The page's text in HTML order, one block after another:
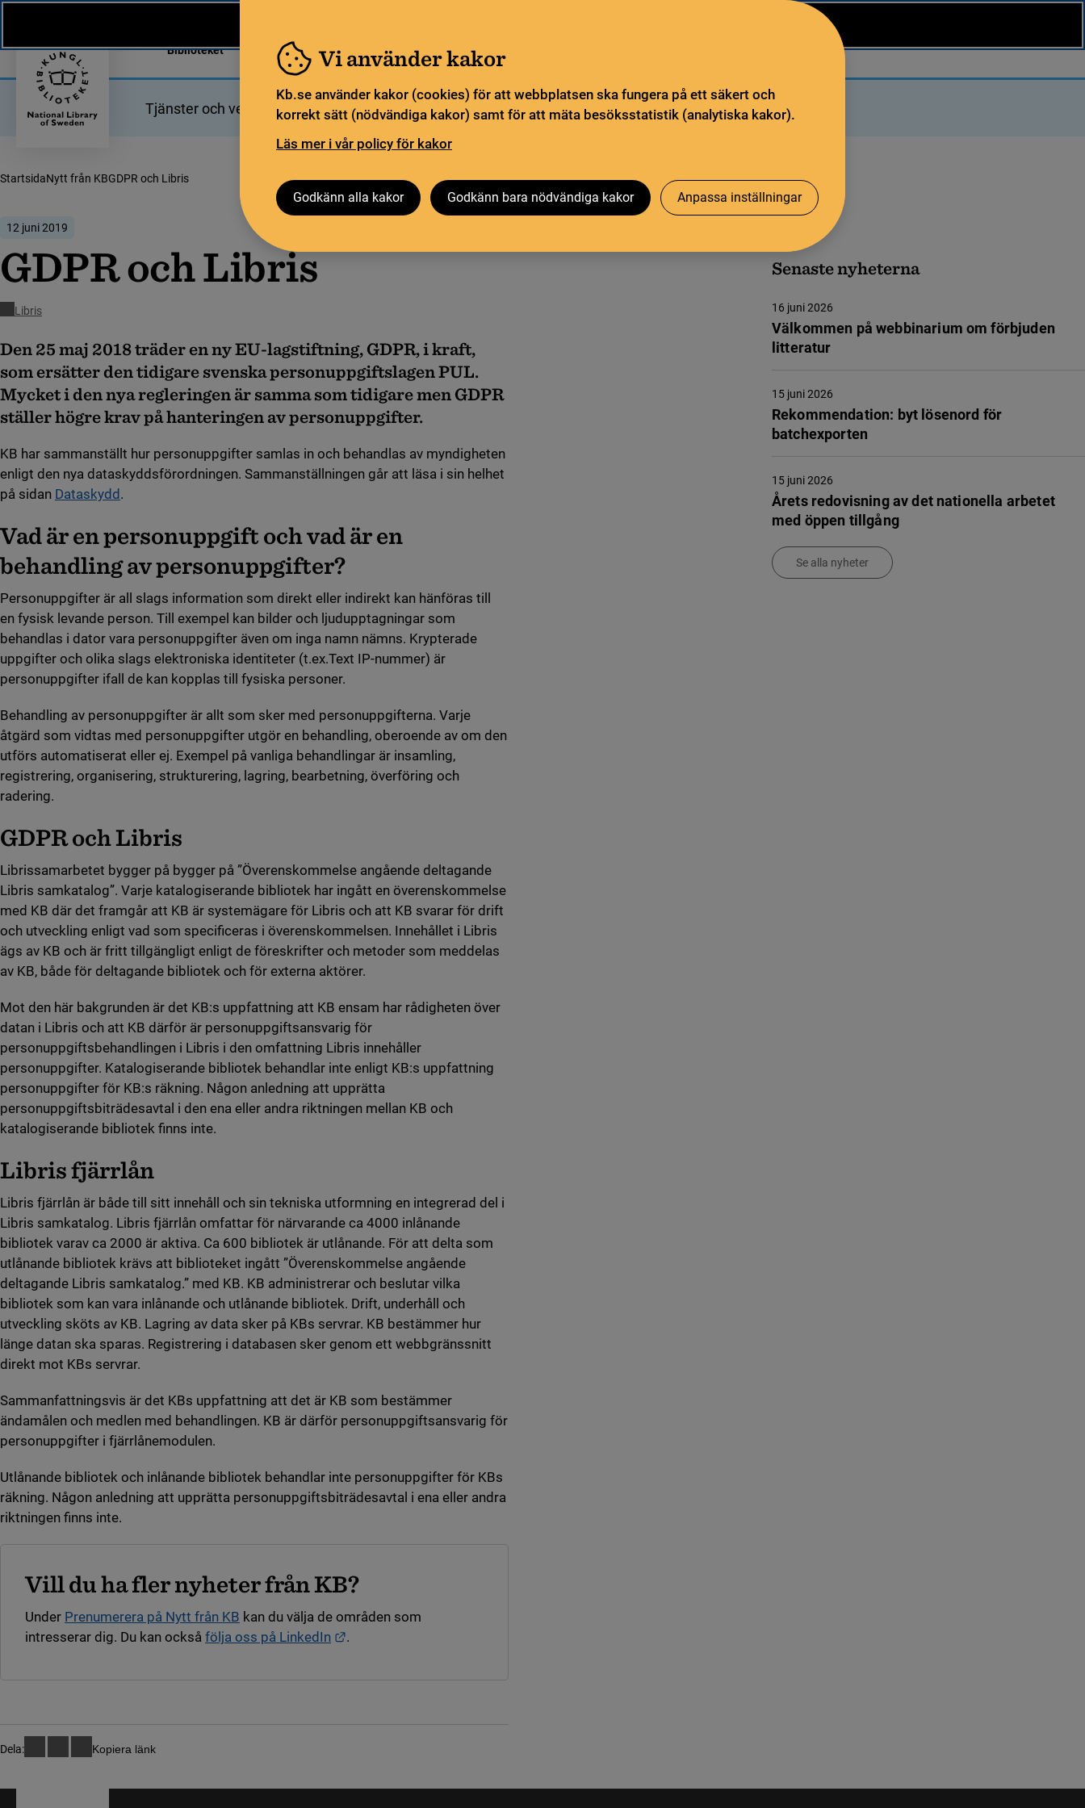
Vi använder kakor
Kb.se använder kakor (cookies) för att webbplatsen ska fungera på ett säkert och
korrekt sätt (nödvändiga kakor) samt för att mäta besöksstatistik (analytiska kakor).
Läs mer i vår policy för kakor
Godkänn alla kakor Godkänn bara nödvändiga kakor Anpassa inställningar
Biblioteket För bibliotekssektorn Pliktleverans och ISBN
Tjänster och verktyg Biblioteksstatistik Öppen vetenskap Biblioteksutveckling
StartsidaNytt från KBGDPR och Libris
12 juni 2019
GDPR och Libris
Libris
Den 25 maj 2018 träder en ny EU-lagstiftning, GDPR, i kraft,
som ersätter den tidigare svenska personuppgiftslagen PUL.
Mycket i den nya regleringen är samma som tidigare men GDPR
ställer högre krav på hanteringen av personuppgifter.
KB har sammanställt hur personuppgifter samlas in och behandlas av myndigheten
enligt den nya dataskyddsförordningen. Sammanställningen går att läsa i sin helhet
på sidan Dataskydd .
Vad är en personuppgift och vad är en
behandling av personuppgifter?
Personuppgifter är all slags information som direkt eller indirekt kan hänföras till
en fysisk levande person. Till exempel kan bilder och ljudupptagningar som
behandlas i dator vara personuppgifter även om inga namn nämns. Krypterade
uppgifter och olika slags elektroniska identiteter (t.ex.Text IP-nummer) är
personuppgifter ifall de kan kopplas till fysiska personer.
Behandling av personuppgifter är allt som sker med personuppgifterna. Varje
åtgärd som vidtas med personuppgifter utgör en behandling, oberoende av om den
utförs automatiserat eller ej. Exempel på vanliga behandlingar är insamling,
registrering, organisering, strukturering, lagring, bearbetning, överföring och
radering.
GDPR och Libris
Librissamarbetet bygger på bygger på ”Överenskommelse angående deltagande
Libris samkatalog”. Varje katalogiserande bibliotek har ingått en överenskommelse
med KB där det framgår att KB är systemägare för Libris och att KB svarar för drift
och utveckling enligt vad som specificeras i överenskommelsen. Innehållet i Libris
ägs av KB och är fritt tillgängligt enligt de föreskrifter och metoder som meddelas
av KB, både för deltagande bibliotek och för externa aktörer.
Mot den här bakgrunden är det KB:s uppfattning att KB ensam har rådigheten över
datan i Libris och att KB därför är personuppgiftsansvarig för
personuppgiftsbehandlingen i Libris i den omfattning Libris innehåller
personuppgifter. Katalogiserande bibliotek behandlar inte enligt KB:s uppfattning
personuppgifter för KB:s räkning. Någon anledning att upprätta
personuppgiftsbiträdesavtal i den ena eller andra riktningen mellan KB och
katalogiserande bibliotek finns inte.
Libris fjärrlån
Libris fjärrlån är både till sitt innehåll och sin tekniska utformning en integrerad del i
Libris samkatalog. Libris fjärrlån omfattar för närvarande ca 4000 inlånande
bibliotek varav ca 2000 är aktiva. Ca 600 bibliotek är utlånande. För att delta som
utlånande bibliotek krävs att biblioteket ingått ”Överenskommelse angående
deltagande Libris samkatalog.” med KB. KB administrerar och beslutar vilka
bibliotek som kan vara inlånande och utlånande bibliotek. Drift, underhåll och
utveckling sköts av KB. Lagring av data sker på KBs servrar. KB bestämmer hur
länge datan ska sparas. Registrering i databasen sker genom ett webbgränssnitt
direkt mot KBs servrar.
Sammanfattningsvis är det KBs uppfattning att det är KB som bestämmer
ändamålen och medlen med behandlingen. KB är därför personuppgiftsansvarig för
personuppgifter i fjärrlånemodulen.
Utlånande bibliotek och inlånande bibliotek behandlar inte personuppgifter för KBs
räkning. Någon anledning att upprätta personuppgiftsbiträdesavtal i ena eller andra
riktningen finns inte.
Vill du ha fler nyheter från KB?
Under Prenumerera på Nytt från KB kan du välja de områden som
intresserar dig. Du kan också följa oss på LinkedIn Länk till annan webbplats.
.
Senaste nyheterna
Välkommen på webbinarium om förbjuden
litteratur
16 juni 2026
Rekommendation: byt lösenord för
batchexporten
15 juni 2026
Årets redovisning av det nationella arbetet
med öppen tillgång
15 juni 2026
Se alla nyheter
Dela: Kopiera länk